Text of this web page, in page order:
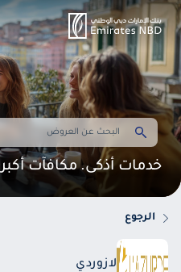
خدمات أذكى. مكافآت أكبر
الرجوع
لازوردي